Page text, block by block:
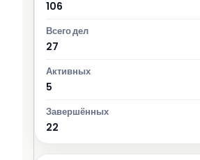
106
27
5
22